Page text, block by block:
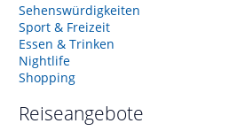
Sehenswürdigkeiten
Sport & Freizeit
Essen & Trinken
Nightlife
Shopping
Reiseangebote